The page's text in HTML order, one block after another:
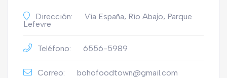
Dirección: Vía España, Río Abajo, Parque
Lefevre
Teléfono: 6556-5989
Correo: bohofoodtown@gmail.com